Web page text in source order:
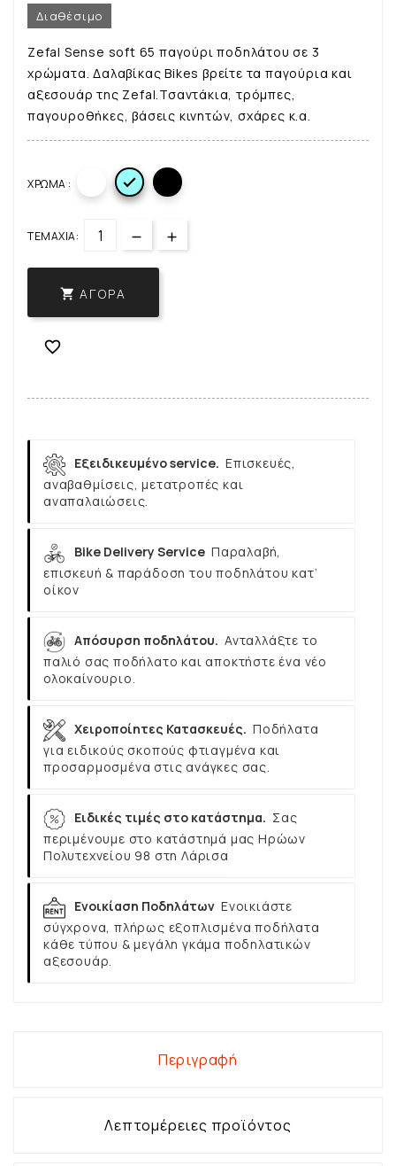
Διαθέσιμο
Zefal Sense soft 65 παγούρι ποδηλάτου σε 3
χρώματα. Δαλαβίκας Bikes βρείτε τα παγούρια και
αξεσουάρ της Zefal.Τσαντάκια, τρόμπες,
παγουροθήκες, βάσεις κινητών, σχάρες κ.α.
ΧΡΏΜΑ : 
ΤΕΜΆΧΙΑ:
 ΑΓΟΡΆ

Εξειδικευμένο service. Επισκευές,
αναβαθμίσεις, μετατροπές και
αναπαλαιώσεις.
Bike Delivery Service Παραλαβή,
επισκευή & παράδοση του ποδηλάτου κατ’
οίκον
Απόσυρση ποδηλάτου. Ανταλλάξτε το
παλιό σας ποδήλατο και αποκτήστε ένα νέο
ολοκαίνουριο.
Χειροποίητες Κατασκευές. Ποδήλατα
για ειδικούς σκοπούς φτιαγμένα και
προσαρμοσμένα στις ανάγκες σας.
Ειδικές τιμές στο κατάστημα. Σας
περιμένουμε στο κατάστημά μας Ηρώων
Πολυτεχνείου 98 στη Λάρισα
Ενοικίαση Ποδηλάτων Ενοικιάστε
σύγχρονα, πλήρως εξοπλισμένα ποδήλατα
κάθε τύπου & μεγάλη γκάμα ποδηλατικών
αξεσουάρ.
Περιγραφή
Λεπτομέρειες προϊόντος